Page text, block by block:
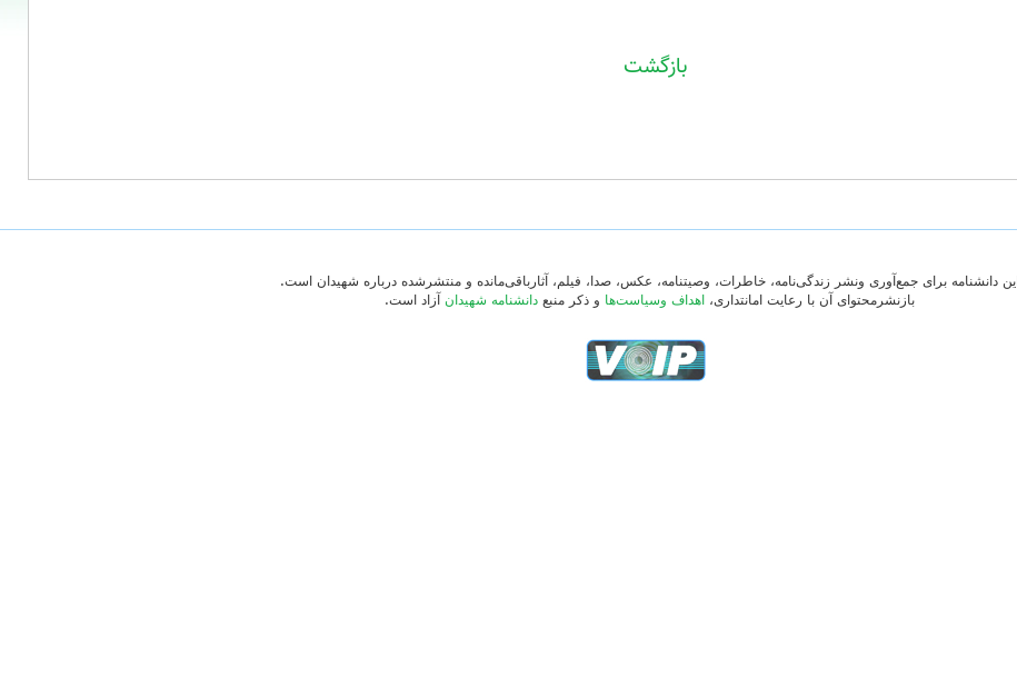
بازگشت
این دانشنامه برای جمع‌آوری ونشر زندگی‌نامه، خاطرات، وصیتنامه، عکس، صدا، فیلم، آثارباقی‌مانده و منتشرشده درباره شهیدان است.
بازنشرمحتوای آن با رعایت امانتداری، اهداف وسیاست‌ها و ذکر منبعدانشنامه شهیدان آزاد است.